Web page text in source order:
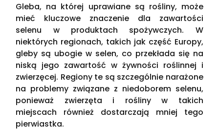
Gleba, na której uprawiane są rośliny, może
mieć kluczowe znaczenie dla zawartości
selenu w produktach spożywczych. W
niektórych regionach, takich jak część Europy,
gleby są ubogie w selen, co przekłada się na
niską jego zawartość w żywności roślinnej i
zwierzęcej​. Regiony te są szczególnie narażone
na problemy związane z niedoborem selenu,
ponieważ zwierzęta i rośliny w takich
miejscach również dostarczają mniej tego
pierwiastka.